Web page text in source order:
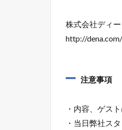
株式会社ディ
http://
注意事項
・内容、ゲス
・当日弊社ス